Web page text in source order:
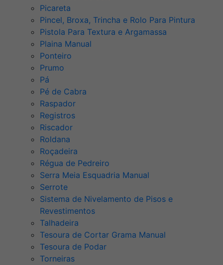
Picareta
Pincel, Broxa, Trincha e Rolo Para Pintura
Pistola Para Textura e Argamassa
Plaina Manual
Ponteiro
Prumo
Pá
Pé de Cabra
Raspador
Registros
Riscador
Roldana
Roçadeira
Régua de Pedreiro
Serra Meia Esquadria Manual
Serrote
Sistema de Nivelamento de Pisos e
Revestimentos
Talhadeira
Tesoura de Cortar Grama Manual
Tesoura de Podar
Torneiras